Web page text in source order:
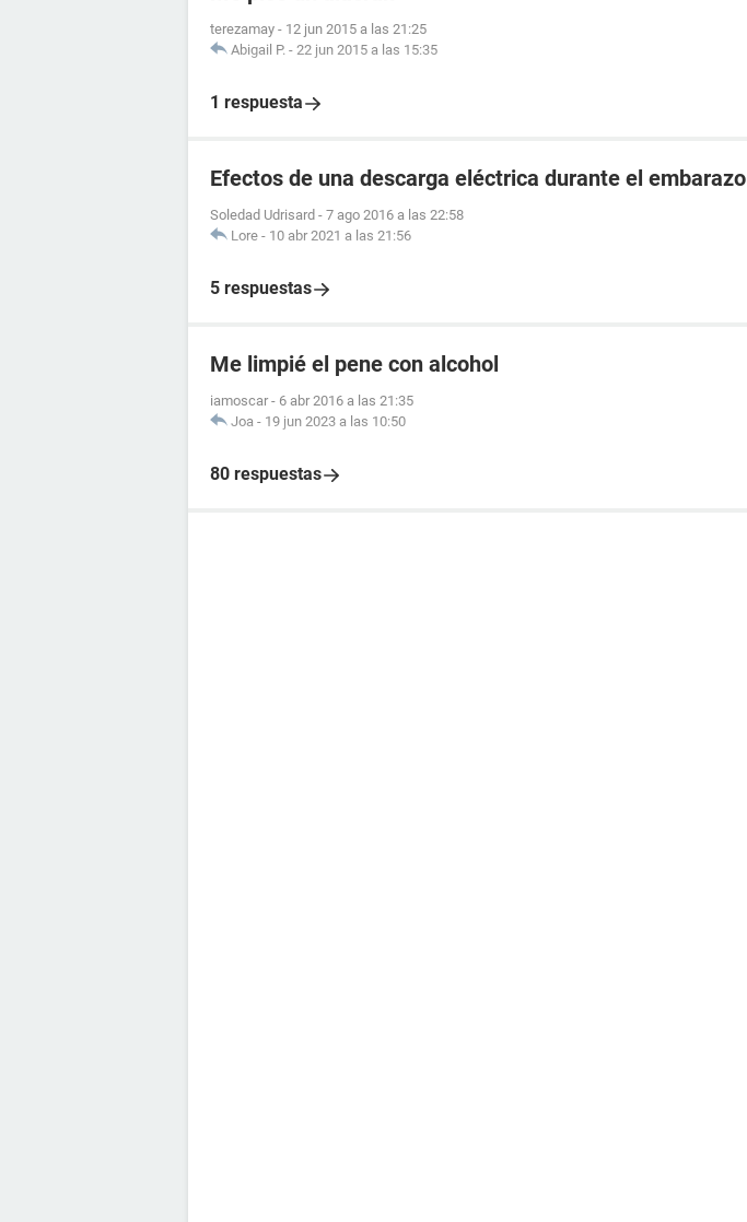
terezamay - 12 jun 2015 a las 21:25
Abigail P. - 22 jun 2015 a las 15:35
1 respuesta
Efectos de una descarga eléctrica durante el embarazo
Soledad Udrisard - 7 ago 2016 a las 22:58
Lore - 10 abr 2021 a las 21:56
5 respuestas
Me limpié el pene con alcohol
iamoscar - 6 abr 2016 a las 21:35
Joa - 19 jun 2023 a las 10:50
80 respuestas